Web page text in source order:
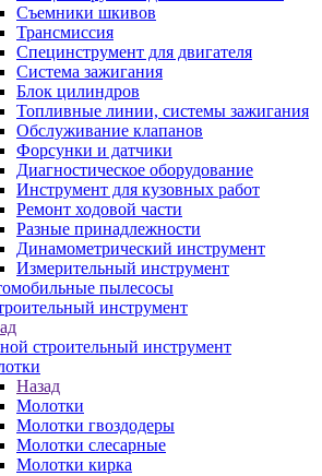
Съемники шкивов
Трансмиссия
Специнструмент для двигателя
Система зажигания
Блок цилиндров
Топливные линии, системы зажигания
Обслуживание клапанов
Форсунки и датчики
Диагностическое оборудование
Инструмент для кузовных работ
Ремонт ходовой части
Разные принадлежности
Динамометрический инструмент
Измерительный инструмент
пылесосы
инструмент
строительный инструмент
Назад
Молотки
Молотки гвоздодеры
Молотки слесарные
Молотки кирка